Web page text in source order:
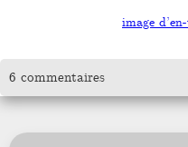
image
6 commentaires